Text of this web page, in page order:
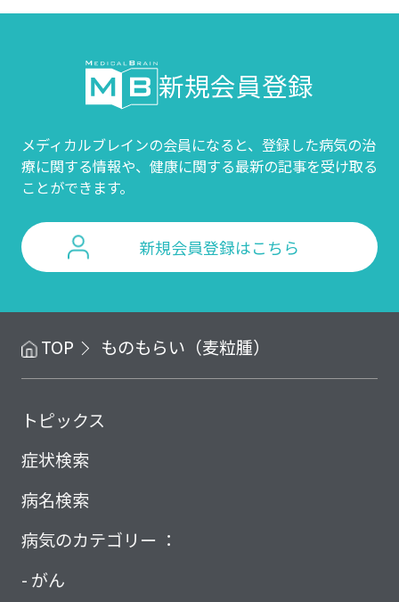
新規会員登録
メディカルブレインの会員になると、登録した病気の治
療に関する情報や、 健康に関する最新の記事を受け取る
ことができます。
新規会員登録はこちら
TOP ものもらい（麦粒腫）
トピックス
症状検索
病名検索
病気のカテゴリー ：
がん